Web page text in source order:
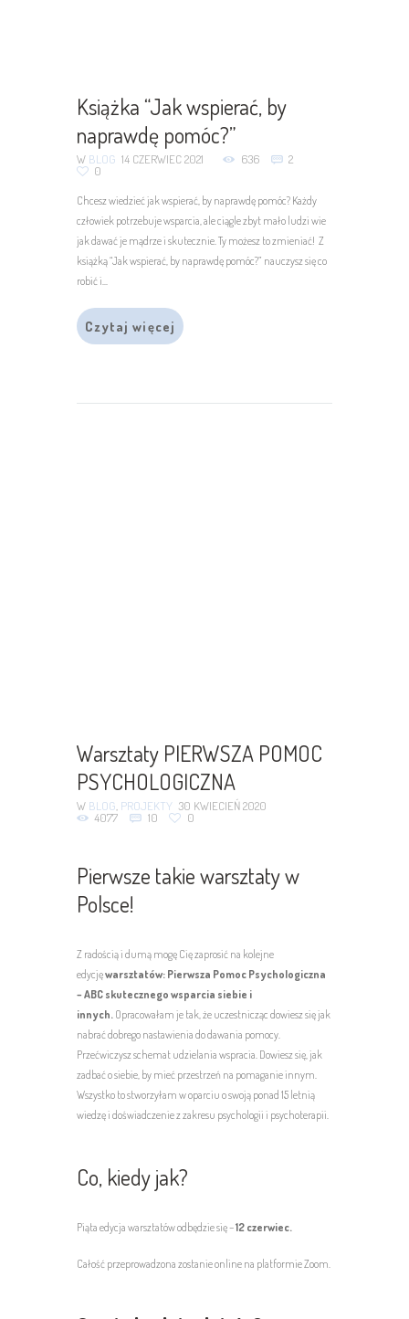
Książka “Jak wspierać, by
naprawdę pomóc?”
W BLOG 14 CZERWIEC 2021 636
2
0
Chcesz wiedzieć jak wspierać, by naprawdę pomóc? Każdy
człowiek potrzebuje wsparcia, ale ciągle zbyt mało ludzi wie
jak dawać je mądrze i skutecznie. Ty możesz to zmieniać! Z
książką “Jak wspierać, by naprawdę pomóc?” nauczysz się co
robić i...
Czytaj więcej
Warsztaty PIERWSZA POMOC
PSYCHOLOGICZNA
W BLOG PROJEKTY 30 KWIECIEŃ 2020
4077
10 0
Pierwsze takie warsztaty w
Polsce!
Z radością i dumą mogę Cię zaprosić na kolejne
edycjęwarsztatów: Pierwsza Pomoc Psychologiczna
– ABC skutecznego wsparcia siebie i
innych. Opracowałam je tak, że uczestnicząc dowiesz się jak
nabrać dobrego nastawienia do dawania pomocy.
Przećwiczysz schemat udzielania wspracia. Dowiesz się, jak
zadbać o siebie, by mieć przestrzeń na pomaganie innym.
Wszystko to stworzyłam w oparciu o swoją ponad 15 letnią
wiedzę i doświadczenie z zakresu psychologii i psychoterapii.
Co, kiedy jak?
Piąta edycja warsztatów odbędzie się –12 czerwiec.
Całość przeprowadzona zostanie online na platformie Zoom.